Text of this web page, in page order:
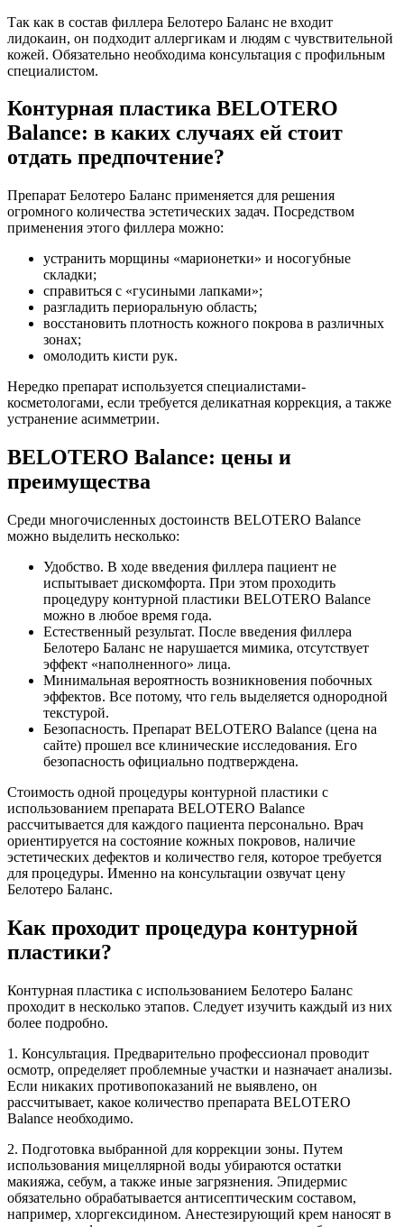
Так как в состав филлера Белотеро Баланс не входит
лидокаин, он подходит аллергикам и людям с чувствительной
кожей. Обязательно необходима консультация с профильным
специалистом.
Контурная пластика BELOTERO
Balance: в каких случаях ей стоит
отдать предпочтение?
Препарат Белотеро Баланс применяется для решения
огромного количества эстетических задач. Посредством
применения этого филлера можно:
устранить морщины «марионетки» и носогубные
складки;
справиться с «гусиными лапками»;
разгладить периоральную область;
восстановить плотность кожного покрова в различных
зонах;
омолодить кисти рук.
Нередко препарат используется специалистами-
косметологами, если требуется деликатная коррекция, а также
устранение асимметрии.
BELOTERO Balance: цены и
преимущества
Среди многочисленных достоинств BELOTERO Balance
можно выделить несколько:
Удобство. В ходе введения филлера пациент не
испытывает дискомфорта. При этом проходить
процедуру контурной пластики BELOTERO Balance
можно в любое время года.
Естественный результат. После введения филлера
Белотеро Баланс не нарушается мимика, отсутствует
эффект «наполненного» лица.
Минимальная вероятность возникновения побочных
эффектов. Все потому, что гель выделяется однородной
текстурой.
Безопасность. Препарат BELOTERO Balance (цена на
сайте) прошел все клинические исследования. Его
безопасность официально подтверждена.
Стоимость одной процедуры контурной пластики с
использованием препарата BELOTERO Balance
рассчитывается для каждого пациента персонально. Врач
ориентируется на состояние кожных покровов, наличие
эстетических дефектов и количество геля, которое требуется
для процедуры. Именно на консультации озвучат цену
Белотеро Баланс.
Как проходит процедура контурной
пластики?
Контурная пластика с использованием Белотеро Баланс
проходит в несколько этапов. Следует изучить каждый из них
более подробно.
1. Консультация. Предварительно профессионал проводит
осмотр, определяет проблемные участки и назначает анализы.
Если никаких противопоказаний не выявлено, он
рассчитывает, какое количество препарата BELOTERO
Balance необходимо.
2. Подготовка выбранной для коррекции зоны. Путем
использования мицеллярной воды убираются остатки
макияжа, себум, а также иные загрязнения. Эпидермис
обязательно обрабатывается антисептическим составом,
например, хлоргексидином. Анестезирующий крем наносят в